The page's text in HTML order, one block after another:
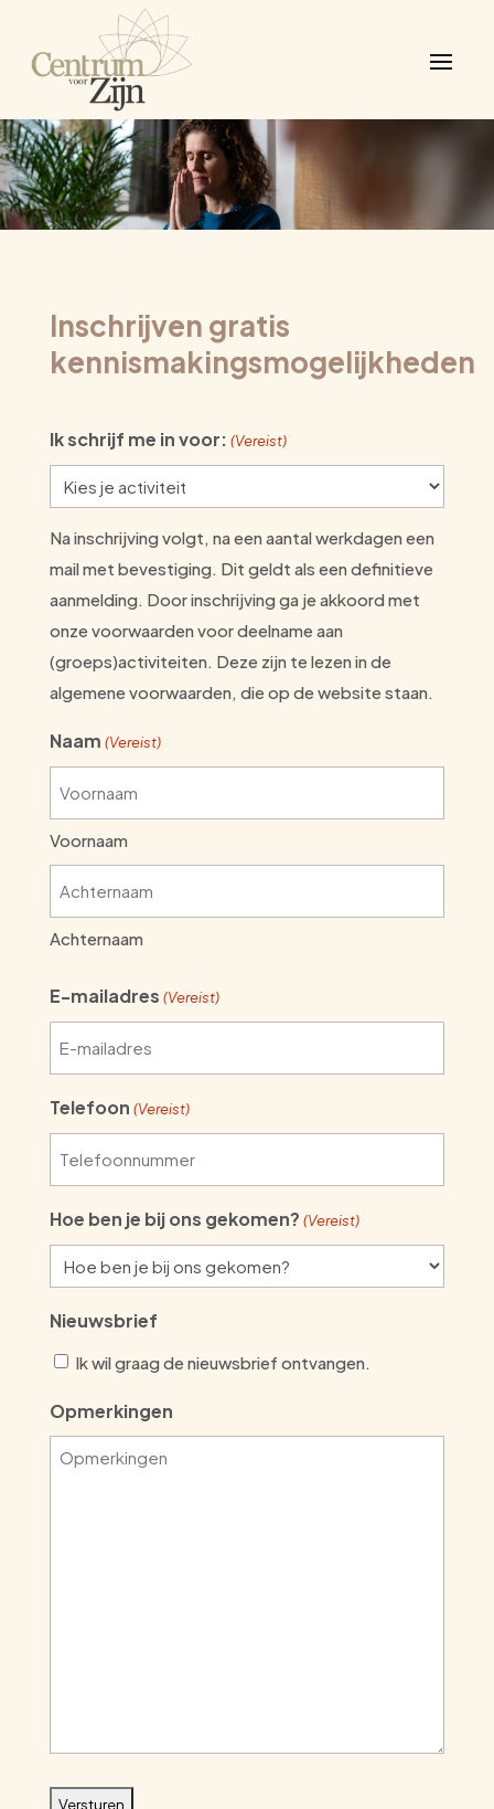
Inschrijven gratis
kennismakingsmogelijkheden
Ik schrijf me in voor: (Vereist)
Na inschrijving volgt, na een aantal werkdagen een
mail met bevestiging. Dit geldt als een definitieve
aanmelding. Door inschrijving ga je akkoord met
onze voorwaarden voor deelname aan
(groeps)activiteiten. Deze zijn te lezen in de
algemene voorwaarden, die op de website staan.
Naam (Vereist)
Voornaam
Achternaam
E-mailadres (Vereist)
Telefoon (Vereist)
Hoe ben je bij ons gekomen? (Vereist)
Nieuwsbrief
Ik wil graag de nieuwsbrief ontvangen.
Opmerkingen